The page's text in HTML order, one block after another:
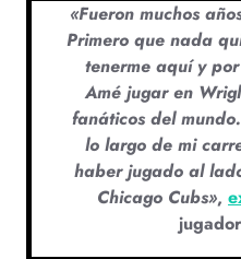
«Fueron muchos
Primero que nada
tenerme aquí y
Amé jugar en
fanáticos del
lo largo de mi
haber jugado al
Chicago Cubs»,